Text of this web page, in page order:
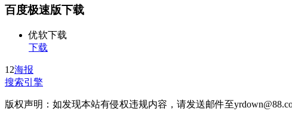
百度极速版下载
优软下载
下载
12海报
搜索引擎
版权声明：如发现本站有侵权违规内容，请发送邮件至